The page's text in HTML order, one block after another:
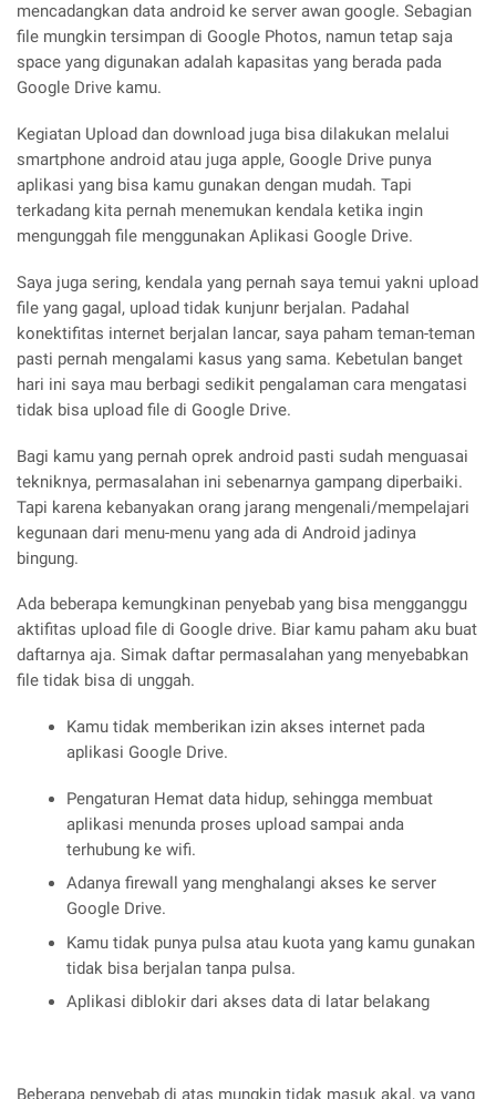
mencadangkan data android ke server awan google. Sebagian
file mungkin tersimpan di Google Photos, namun tetap saja
space yang digunakan adalah kapasitas yang berada pada
Google Drive kamu.
Kegiatan Upload dan download juga bisa dilakukan melalui
smartphone android atau juga apple, Google Drive punya
aplikasi yang bisa kamu gunakan dengan mudah. Tapi
terkadang kita pernah menemukan kendala ketika ingin
mengunggah file menggunakan Aplikasi Google Drive.
Saya juga sering, kendala yang pernah saya temui yakni upload
file yang gagal, upload tidak kunjunr berjalan. Padahal
konektifitas internet berjalan lancar, saya paham teman-teman
pasti pernah mengalami kasus yang sama. Kebetulan banget
hari ini saya mau berbagi sedikit pengalaman cara mengatasi
tidak bisa upload file di Google Drive.
Bagi kamu yang pernah oprek android pasti sudah menguasai
tekniknya, permasalahan ini sebenarnya gampang diperbaiki.
Tapi karena kebanyakan orang jarang mengenali/mempelajari
kegunaan dari menu-menu yang ada di Android jadinya
bingung.
Ada beberapa kemungkinan penyebab yang bisa mengganggu
aktifitas upload file di Google drive. Biar kamu paham aku buat
daftarnya aja. Simak daftar permasalahan yang menyebabkan
file tidak bisa di unggah.
Kamu tidak memberikan izin akses internet pada
aplikasi Google Drive.
Pengaturan Hemat data hidup, sehingga membuat
aplikasi menunda proses upload sampai anda
terhubung ke wifi.
Adanya firewall yang menghalangi akses ke server
Google Drive.
Kamu tidak punya pulsa atau kuota yang kamu gunakan
tidak bisa berjalan tanpa pulsa.
Aplikasi diblokir dari akses data di latar belakang
Beberapa penyebab di atas mungkin tidak masuk akal, ya yang